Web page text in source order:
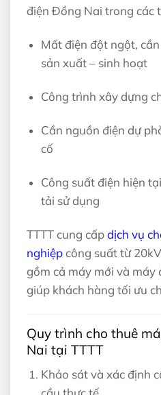
điện Đồng Nai trong các
Mất điện đột ngột,
sản xuất – sinh hoạt
Công trình xây dựng
Cần nguồn điện dự
cố
Công suất điện hiện
tải sử dụng
TTTT cung cấpdịch vụ
nghiệpcông suất từ
gồm cả máy mới và máy
giúp khách hàng tối ưu
Quy trình cho thuê
Nai tại TTTT
Khảo sát và xác định